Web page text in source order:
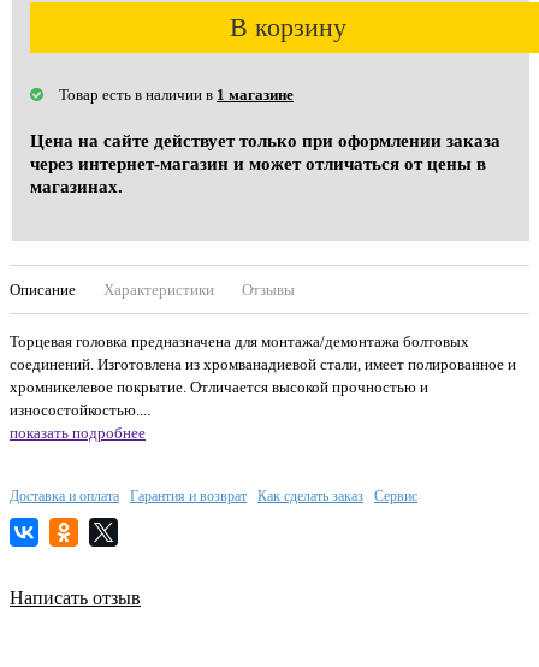
В корзину
Товар есть в наличии в 1 магазине
Цена на сайте действует только при оформлении заказа
через интернет-магазин и может отличаться от цены в
магазинах.
Описание Характеристики Отзывы
Торцевая головка предназначена для монтажа/демонтажа болтовых
соединений. Изготовлена из хромванадиевой стали, имеет полированное и
хромникелевое покрытие. Отличается высокой прочностью и
износостойкостью....
показать подробнее
Доставка и оплата Гарантия и возврат Как сделать заказ Сервис
Написать отзыв